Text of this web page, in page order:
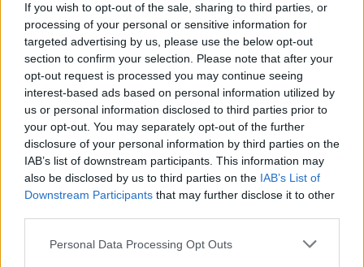
If you wish to opt-out of the sale, sharing to third parties, or
processing of your personal or sensitive information for
targeted advertising by us, please use the below opt-out
section to confirm your selection. Please note that after your
opt-out request is processed you may continue seeing
interest-based ads based on personal information utilized by
us or personal information disclosed to third parties prior to
your opt-out. You may separately opt-out of the further
disclosure of your personal information by third parties on the
IAB’s list of downstream participants. This information may
also be disclosed by us to third parties on the IAB’s List of
Downstream Participants that may further disclose it to other
Please note that this website/app uses one or more Google
Personal Data Processing Opt Outs
Kövess minket, és értesülj a friss hírekről a
Facebookon is!